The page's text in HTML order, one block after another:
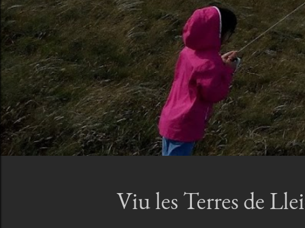
Viu les Terres de